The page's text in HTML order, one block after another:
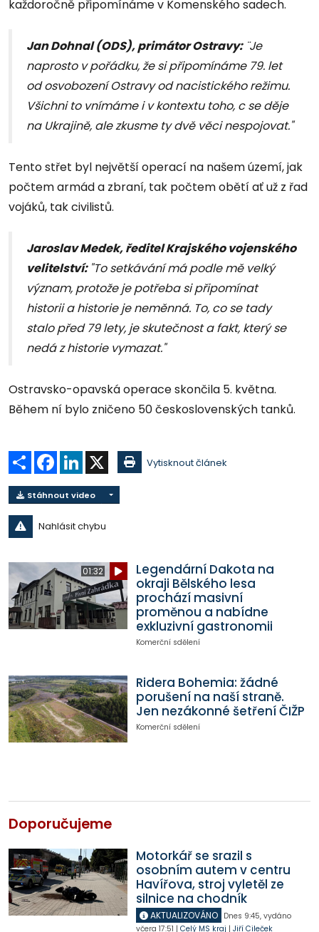
každoročně připomínáme v Komenského sadech.
Jan Dohnal (ODS), primátor Ostravy:¨Je
naprosto v pořádku, že si připomínáme 79. let
od osvobození Ostravy od nacistického režimu.
Všichni to vnímáme i v kontextu toho, c se děje
na Ukrajině, ale zkusme ty dvě věci nespojovat."
Tento střet byl největší operací na našem území, jak
počtem armád a zbraní, tak počtem obětí ať už z řad
vojáků, tak civilistů.
Jaroslav Medek, ředitel Krajského vojenského
velitelství: "To setkávání má podle mě velký
význam, protože je potřeba si připomínat
historii a historie je neměnná. To, co se tady
stalo před 79 lety, je skutečnost a fakt, který se
nedá z historie vymazat."
Ostravsko-opavská operace skončila 5. května.
Během ní bylo zničeno 50 československých tanků.
Sdílet Facebook
LinkedIn Vytisknout článek
Stáhnout video
Nahlásit chybu
01:32
Legendární Dakota na
okraji Bělského lesa
prochází masivní
proměnou a nabídne
exkluzivní gastronomii
Komerční sdělení
Ridera Bohemia: žádné
porušení na naší straně.
Jen nezákonné šetření ČIŽP
Komerční sdělení
Doporučujeme
Motorkář se srazil s
osobním autem v centru
Havířova, stroj vyletěl ze
silnice na chodník
AKTUALIZOVÁNO Dnes 9:45, vydáno
včera 17:51 | Celý MS kraj | Jiří Cileček